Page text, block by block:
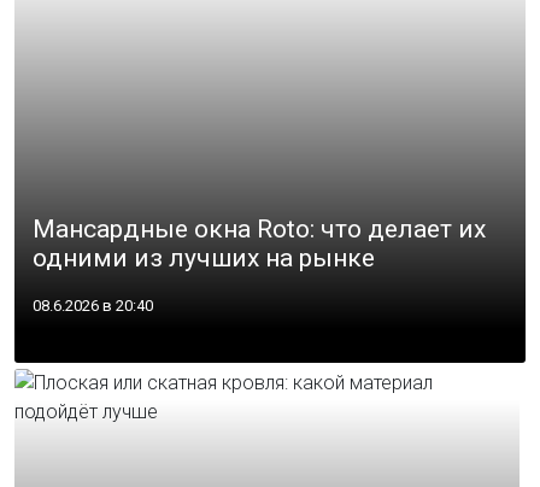
Мансардные окна Roto: что делает их
одними из лучших на рынке
08.6.2026 в 20:40